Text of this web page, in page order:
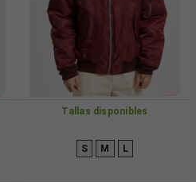
Tallas disponibles
S M L